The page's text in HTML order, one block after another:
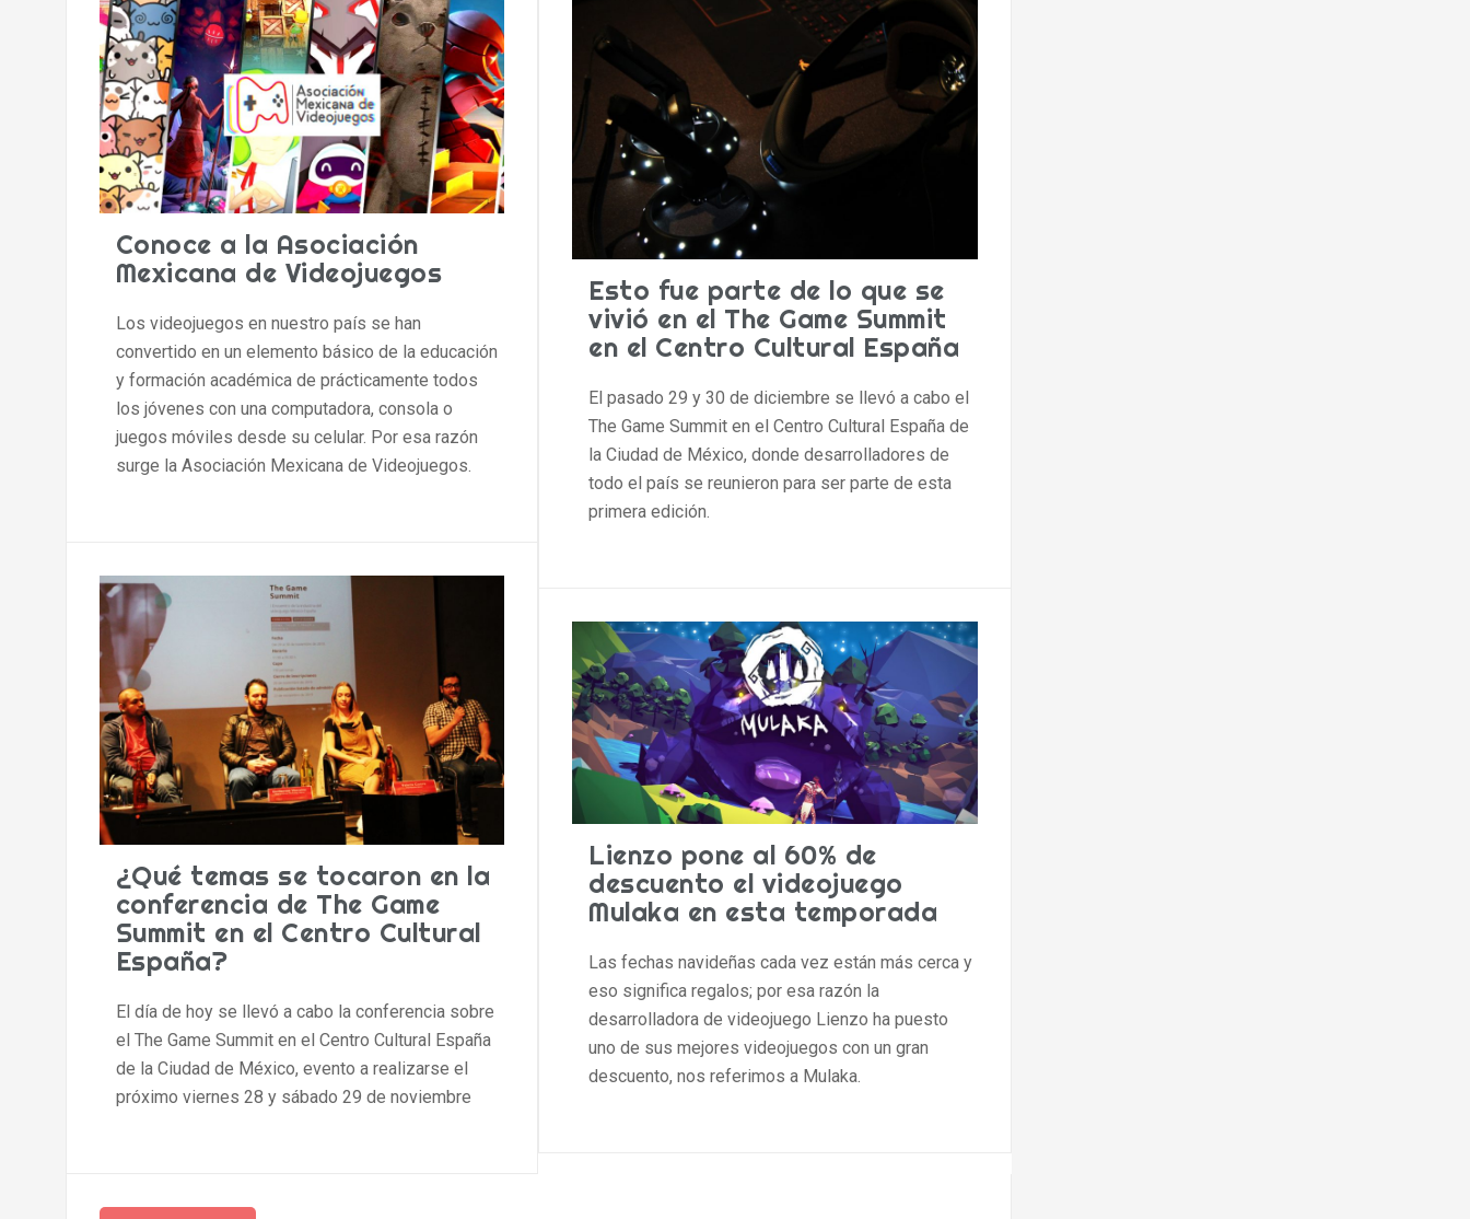
Conoce a la Asociación
Mexicana de Videojuegos
Los videojuegos en nuestro país se han
convertido en un elemento básico de la educación
y formación académica de prácticamente todos
los jóvenes con una computadora, consola o
juegos móviles desde su celular. Por esa razón
surge la Asociación Mexicana de Videojuegos.
Esto fue parte de lo que se
vivió en el The Game Summit
en el Centro Cultural España
El pasado 29 y 30 de diciembre se llevó a cabo el
The Game Summit en el Centro Cultural España de
la Ciudad de México, donde desarrolladores de
todo el país se reunieron para ser parte de esta
primera edición.
¿Qué temas se tocaron en la
conferencia de The Game
Summit en el Centro Cultural
España?
El día de hoy se llevó a cabo la conferencia sobre
el The Game Summit en el Centro Cultural España
de la Ciudad de México, evento a realizarse el
próximo viernes 28 y sábado 29 de noviembre
Lienzo pone al 60% de
descuento el videojuego
Mulaka en esta temporada
Las fechas navideñas cada vez están más cerca y
eso significa regalos; por esa razón la
desarrolladora de videojuego Lienzo ha puesto
uno de sus mejores videojuegos con un gran
descuento, nos referimos a Mulaka.